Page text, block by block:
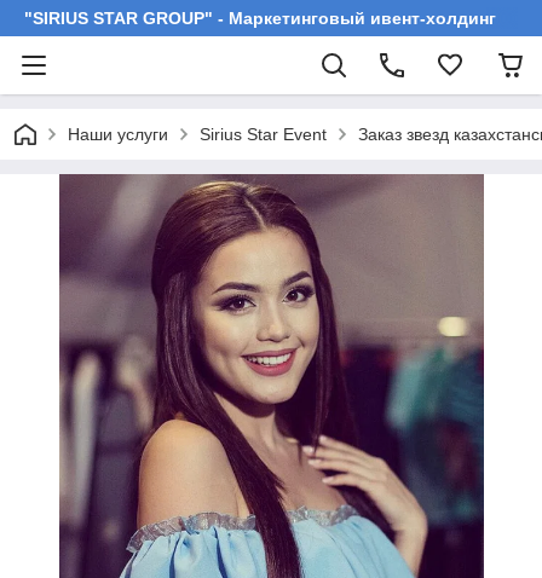
"SIRIUS STAR GROUP" - Маркетинговый ивент-холдинг
Наши услуги Sirius Star Event Заказ звезд